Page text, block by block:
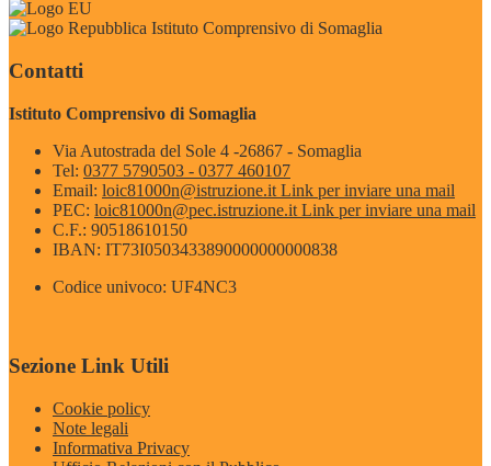
Istituto Comprensivo di Somaglia
Contatti
Istituto Comprensivo di Somaglia
Via Autostrada del Sole 4 -26867 - Somaglia
Tel: 0377 5790503 - 0377 460107
Email: loic81000n@istruzione.it Link per inviare una mail
PEC: loic81000n@pec.istruzione.it Link per inviare una mail
C.F.: 90518610150
IBAN: IT73I0503433890000000000838
Codice univoco: UF4NC3
Sezione Link Utili
Cookie policy
Note legali
Informativa Privacy